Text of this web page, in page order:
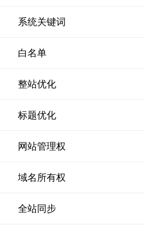
系统关键词
白名单
整站优化
标题优化
网站管理权
域名所有权
全站同步